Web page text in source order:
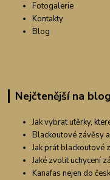
Fotogalerie
Kontakty
Blog
Nejčtenější na
Jak vybrat utěrky,
Blackoutové závěsy
Jak prát blackoutové
Jaké zvolit uchycení
Kanafas nejen do